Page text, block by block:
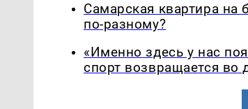
Самарская квартира
по-разному?
«Именно здесь у нас
спорт возвращается